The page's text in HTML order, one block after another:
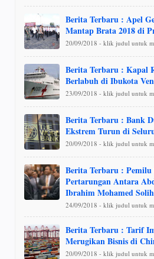
Berita Terbaru : Apel
Mantap Brata 2018 di
20/09/2018 - klik judul untuk
Berita Terbaru : Kapal
Berlabuh di Ibukota
23/09/2018 - klik judul untuk
Berita Terbaru : Bank
Ekstrem Turun di
20/09/2018 - klik judul untuk
Berita Terbaru : Pemilu
Pertarungan Antara
Ibrahim Mohamed Solih
24/09/2018 - klik judul untuk
Berita Terbaru : Tarif
Merugikan Bisnis di
20/09/2018 - klik judul untuk